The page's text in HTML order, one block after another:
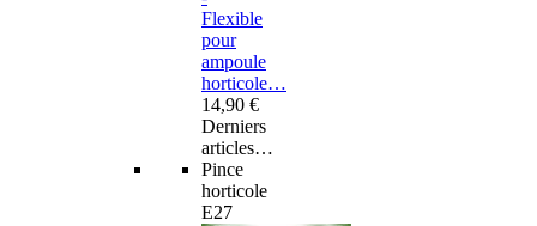
Flexible
pour
ampoule
horticole…
14,90 €
Derniers
articles…
Pince
horticole
E27